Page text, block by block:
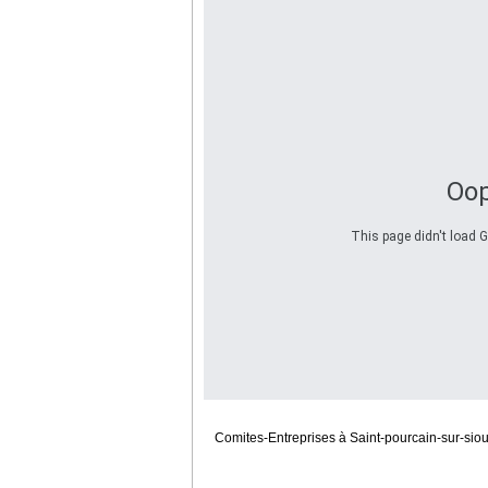
This page didn't load
Comites-Entreprises à Saint-pourcain-sur-